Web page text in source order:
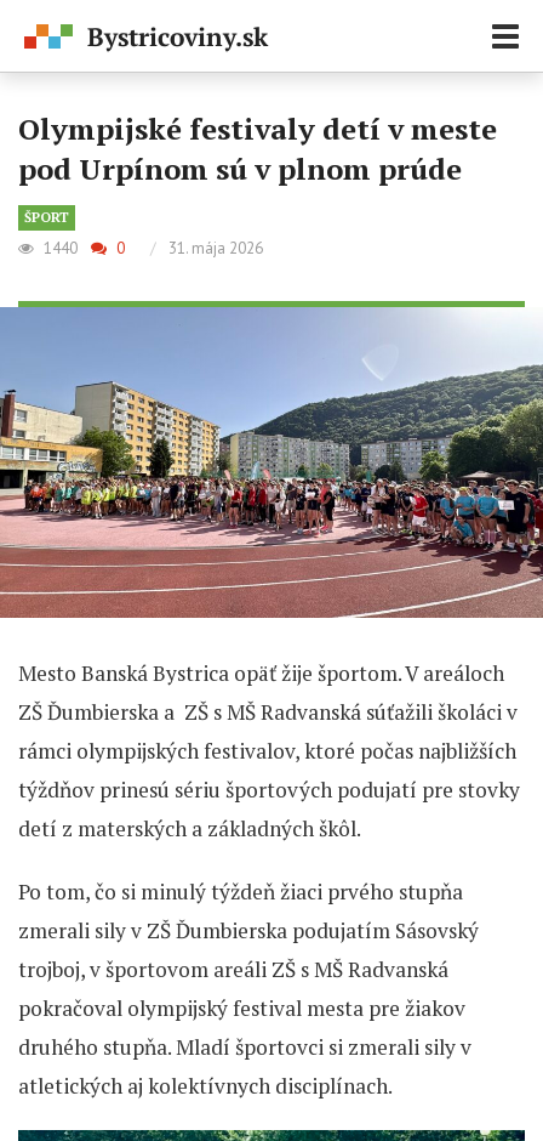
Olympijské festivaly detí v meste
pod Urpínom sú v plnom prúde
ŠPORT
1440 0 / 31. mája 2026
Mesto Banská Bystrica opäť žije športom. V areáloch
ZŠ Ďumbierska a ZŠ s MŠ Radvanská súťažili školáci v
rámci olympijských festivalov, ktoré počas najbližších
týždňov prinesú sériu športových podujatí pre stovky
detí z materských a základných škôl.
Po tom, čo si minulý týždeň žiaci prvého stupňa
zmerali sily v ZŠ Ďumbierska podujatím Sásovský
trojboj, v športovom areáli ZŠ s MŠ Radvanská
pokračoval olympijský festival mesta pre žiakov
druhého stupňa. Mladí športovci si zmerali sily v
atletických aj kolektívnych disciplínach.